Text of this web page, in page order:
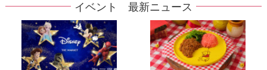
イベント 最新ニュース